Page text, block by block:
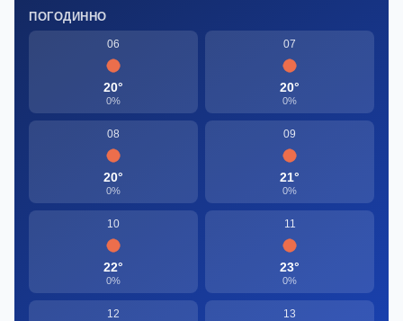
ПОГОДИННО
06
20°
0%
07
20°
0%
08
20°
0%
09
21°
0%
10
22°
0%
11
23°
0%
12 13